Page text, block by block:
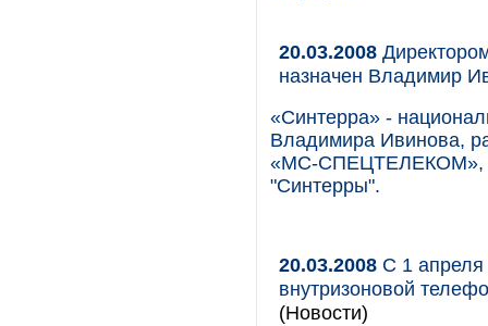
20.03.2008
назначен Владимир
«Синтерра» -
Владимира Ивинова,
«МС-СПЕЦТЕЛЕКОМ»,
"Синтерры".
20.03.2008 С 1
внутризоновой
(Новости)